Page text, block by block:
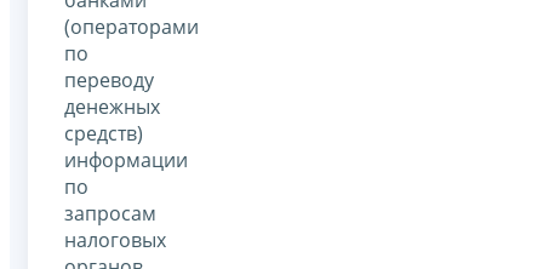
(операторами
по
переводу
денежных
средств)
информации
по
запросам
налоговых